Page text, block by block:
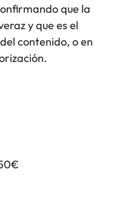
que la
y que es el
contenido, o en